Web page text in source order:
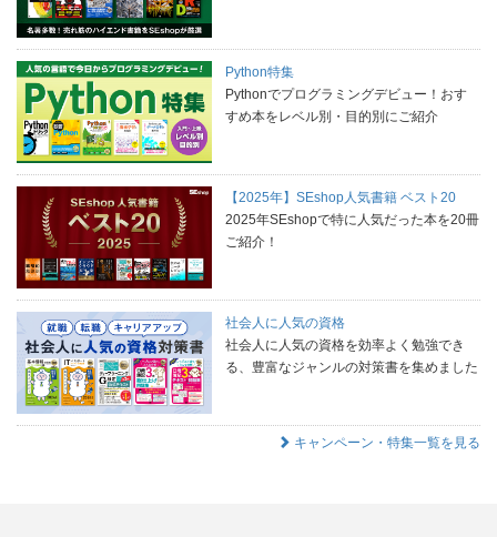
Python特集
Pythonでプログラミングデビュー！おす
すめ本をレベル別・目的別にご紹介
【2025年】SEshop人気書籍 ベスト20
2025年SEshopで特に人気だった本を20冊
ご紹介！
社会人に人気の資格
社会人に人気の資格を効率よく勉強でき
る、豊富なジャンルの対策書を集めました
キャンペーン・特集一覧を見る